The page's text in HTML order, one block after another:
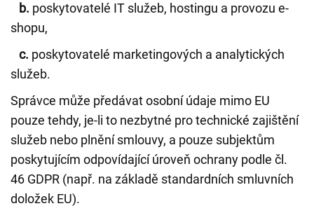
b. poskytovatelé IT služeb, hostingu a provozu e-
shopu,
c. poskytovatelé marketingových a analytických
služeb.
Správce může předávat osobní údaje mimo EU
pouze tehdy, je-li to nezbytné pro technické zajištění
služeb nebo plnění smlouvy, a pouze subjektům
poskytujícím odpovídající úroveň ochrany podle čl.
46 GDPR (např. na základě standardních smluvních
doložek EU).